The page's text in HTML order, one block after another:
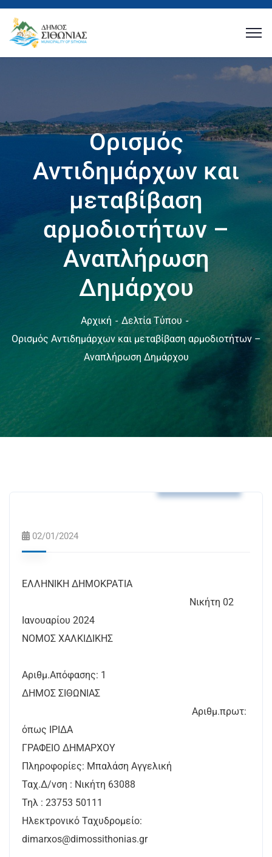
Ορισμός
Αντιδημάρχων και
μεταβίβαση
αρμοδιοτήτων –
Αναπλήρωση
Δημάρχου
Αρχική
Δελτία Τύπου
Ορισμός Αντιδημάρχων και μεταβίβαση αρμοδιοτήτων –
Αναπλήρωση Δημάρχου
02/01/2024
ΕΛΛΗΝΙΚΗ ΔΗΜΟΚΡΑΤΙΑ
Νικήτη 02
Ιανουαρίου 2024
ΝΟΜΟΣ ΧΑΛΚΙΔΙΚΗΣ
Αριθμ.Απόφασης: 1
ΔΗΜΟΣ ΣΙΘΩΝΙΑΣ
Αριθμ.πρωτ:
όπως ΙΡΙΔΑ
ΓΡΑΦΕΙΟ ΔΗΜΑΡΧΟΥ
Πληροφορίες: Μπαλάση Αγγελική
Ταχ.Δ/νση : Νικήτη 63088
Τηλ : 23753 50111
Ηλεκτρονικό Ταχυδρομείο:
dimarxos@dimossithonias.gr